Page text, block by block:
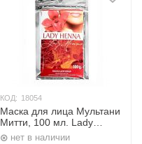
КОД: 18054
Маска для лица Мультани
Митти, 100 мл. Lady
Henna
нет в наличии